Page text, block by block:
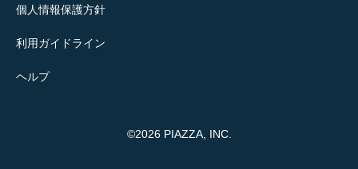
個人情報保護方針
利用ガイドライン
ヘルプ
©2026 PIAZZA, INC.